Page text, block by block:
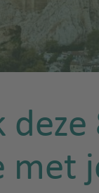
met